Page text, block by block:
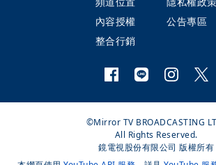
內容授權
公告專區
整合行銷
©Mirror TV BROADCASTING
All Rights Reserved.
鏡電視股份有限公司 版權所有